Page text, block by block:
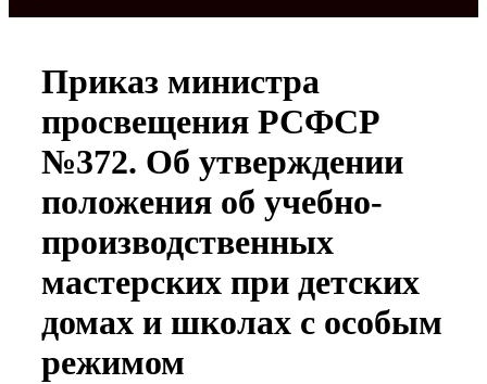
Приказ министра
просвещения РСФСР
№372. Об утверждении
положения об учебно-
производственных
мастерских при детских
домах и школах с особым
режимом